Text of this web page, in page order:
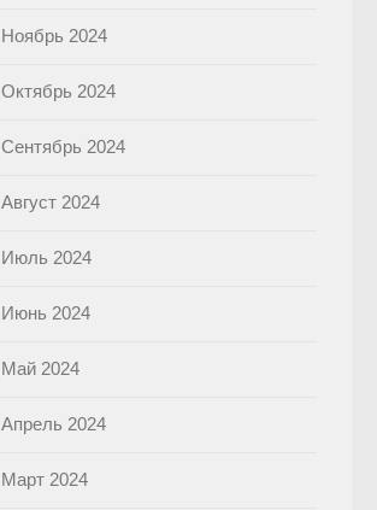
Ноябрь 2024
Октябрь 2024
Сентябрь 2024
Август 2024
Июль 2024
Июнь 2024
Май 2024
Апрель 2024
Март 2024